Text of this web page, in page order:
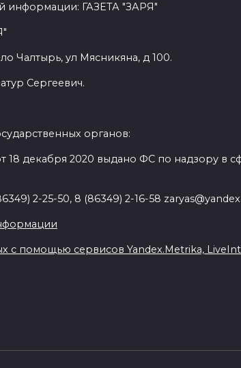
информации: ГАЗЕТА "ЗАРЯ"
Чалтырь, ул Мясникяна, д 100.
Сергеевич.
органов:
декабря 2020 выдано ФС по надзору в
2-25-50, 8 (86349) 2-16-58
с помощью сервисов Yandex.Metrika,